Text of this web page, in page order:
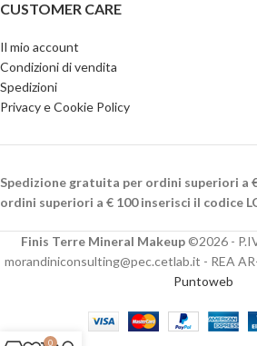
CUSTOMER CARE
Il mio account
Condizioni di vendita
Spedizioni
Privacy e Cookie Policy
Spedizione gratuita per ordini superiori a
ordini superiori a € 100 inserisci il codice
Finis Terre Mineral Makeup ©2026 -
morandiniconsulting@pec.cetlab.it - REA
Puntoweb
0